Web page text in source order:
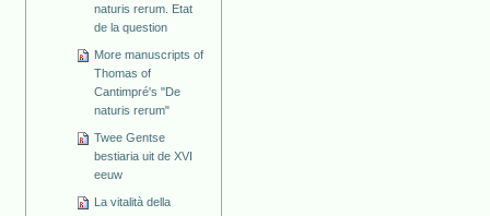
naturis rerum. Etat
de la question
More manuscripts of
Thomas of
Cantimpré's "De
naturis rerum"
Twee Gentse
bestiaria uit de XVI
eeuw
La vitalità della